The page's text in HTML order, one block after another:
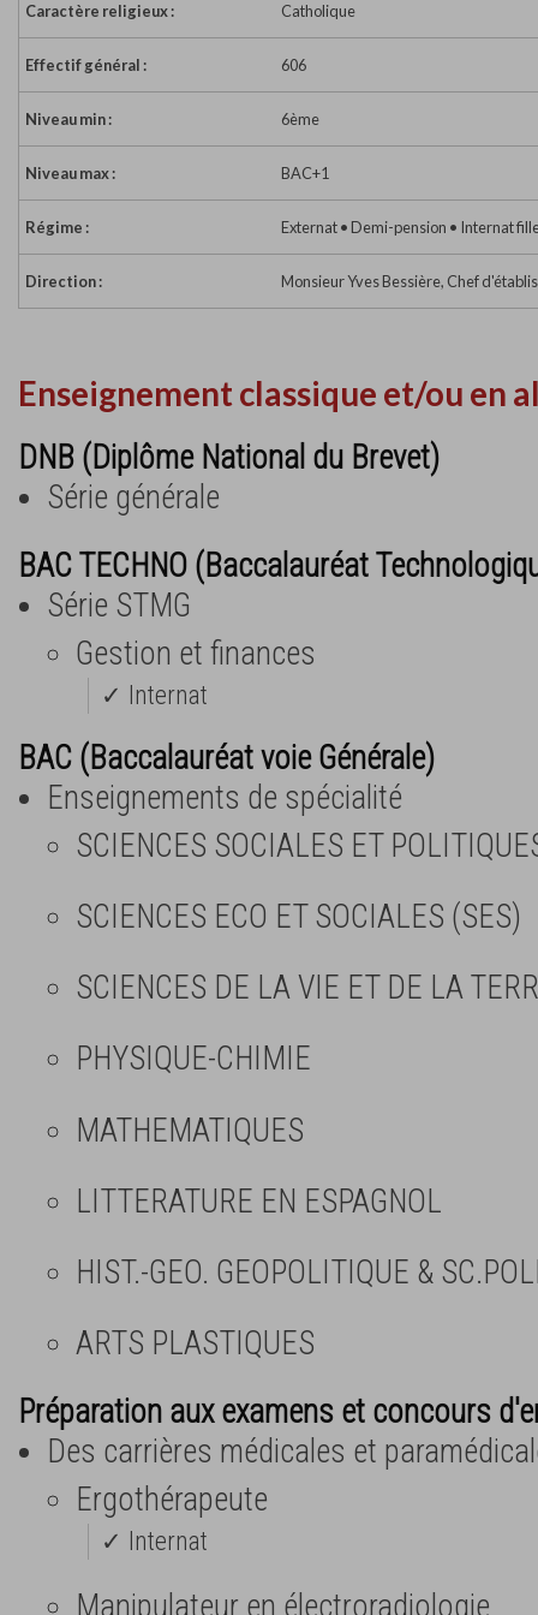
Caractère religieux : Catholique
Effectif général : 606
Niveau min : 6ème
Niveau max : BAC+1
Régime : Externat • Demi-pension • Internat
Direction : Monsieur Yves Bessière, Chef
Enseignement classique et/ou en
DNB (Diplôme National du Brevet)
Série générale
BAC TECHNO (Baccalauréat
Série STMG
Gestion et finances
✓ Internat
BAC (Baccalauréat voie Générale)
Enseignements de spécialité
SCIENCES SOCIALES ET
SCIENCES ECO ET SOCIALES (SES)
SCIENCES DE LA VIE ET DE LA
PHYSIQUE-CHIMIE
MATHEMATIQUES
LITTERATURE EN ESPAGNOL
HIST.-GEO. GEOPOLITIQUE &
ARTS PLASTIQUES
Préparation aux examens et concours
Des carrières médicales et
Ergothérapeute
✓ Internat
Manipulateur en électroradiologie